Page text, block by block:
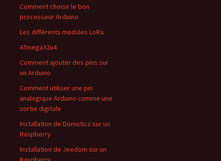
Comment choisir le bon
processeur Arduino
Les différents modules LoRa
ATmega32u4
Comment ajouter des pins sur
un Arduino
Comment utiliser une pin
analogique Arduino comme une
sortie digitale
Installation de Domoticz sur un
Raspberry
Installation de Jeedom sur un